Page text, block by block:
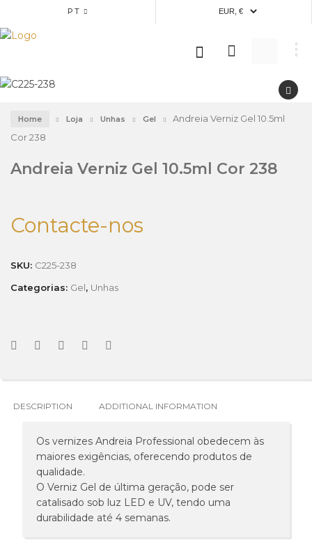
PT
Home Loja Unhas Gel
Andreia Verniz Gel 10.5ml
Cor 238
Andreia Verniz Gel 10.5ml Cor 238
Contacte-nos
SKU: C225-238
Categorias: Gel, Unhas
DESCRIPTION ADDITIONAL INFORMATION
Os vernizes Andreia Professional obedecem às
maiores exigências, oferecendo produtos de
qualidade.
O Verniz Gel de última geração, pode ser
catalisado sob luz LED e UV, tendo uma
durabilidade até 4 semanas.